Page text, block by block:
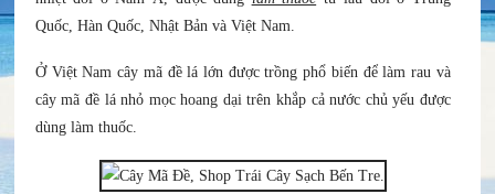
Quốc, Hàn Quốc, Nhật Bản và Việt Nam.
Ở Việt Nam cây mã đề lá lớn được trồng phổ biến để làm rau và
cây mã đề lá nhỏ mọc hoang dại trên khắp cả nước chủ yếu được
dùng làm thuốc.